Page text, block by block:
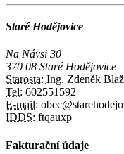
Staré Hodějovice
Na Návsi 30
370 08 Staré Hodějovice
Starosta: Ing. Zdeněk
Tel: 602551592
E-mail:
IDDS: ftqauxp
Fakturační údaje